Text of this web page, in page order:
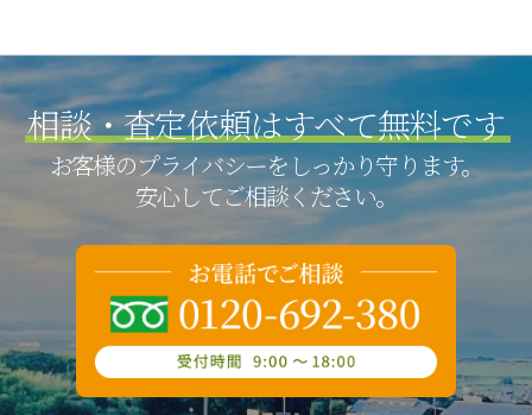
相談・査定依頼はすべて無料です
お客様のプライバシーをしっかり守ります。
安心してご相談ください。